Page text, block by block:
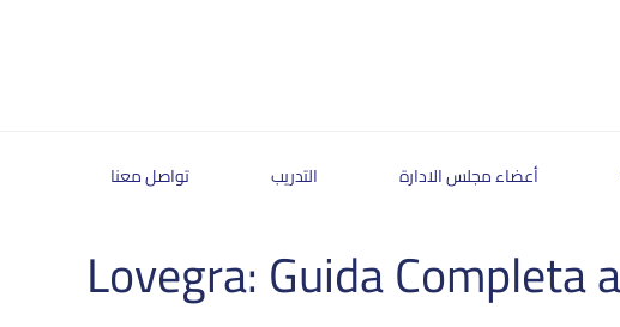
أعضاء مجلس الادارة التدريب تواصل معنا
Lovegra: Guida Completa